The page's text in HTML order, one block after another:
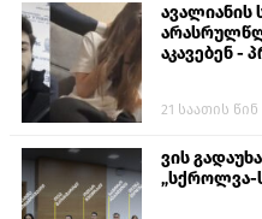
ავალიანის
აკავებენ -
21 საათის წინ
ვის
„სქროლვა-